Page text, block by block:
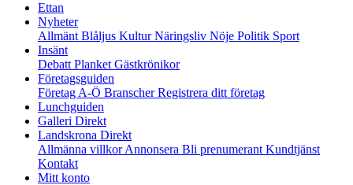
Ettan
Nyheter
Allmänt Blåljus KulturNäringsliv Nöje Politik Sport
Insänt
Debatt Planket Gästkrönikor
Företagsguiden
Företag A-Ö BranscherRegistrera ditt företag
Lunchguiden
Galleri Direkt
Landskrona Direkt
Allmänna villkorAnnonsera Bli prenumerant Kundtjänst
Kontakt
Mitt konto